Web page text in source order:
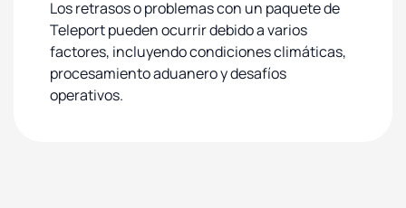
Los retrasos o problemas con un paquete de
Teleport pueden ocurrir debido a varios
factores, incluyendo condiciones climáticas,
procesamiento aduanero y desafíos
operativos.